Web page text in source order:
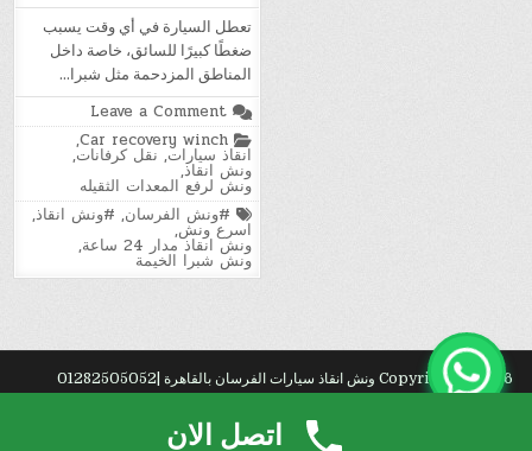
تعطل السيارة في أي وقت يسبب
ضغطًا كبيرًا للسائق، خاصة داخل
المناطق المزدحمة مثل شبرا…
Leave a Comment
ونش
الفرسان
في
الخيمة
لإنقاذ
السيارات
ساعة
استجابة
Posted
in
Car recovery winch
,
انقاذ سيارات, نقل كرفانات,
ونش انقاذ,
ونش لرفع المعدات الثقيله
Tagged
#ونش الفرسان, #ونش انقاذ,
اسرع ونش,
ونش انقاذ مدار 24 ساعة ,
ونش شبرا الخيمة
Copyright © 2026 ونش انقاذ سيارات الفرسان بالقاهرة |01282505052
اتصل الان